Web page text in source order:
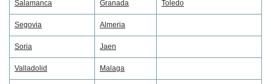
Salamanca Granada Toledo
Segovia Almeria
Soria Jaen
Valladolid Malaga